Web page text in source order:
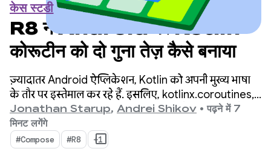
केस स्टडी
R8 ने Android पर Kotlin
कोरूटीन को दो गुना तेज़ कैसे बनाया
ज़्यादातर Android ऐप्लिकेशन, Kotlin को अपनी मुख्य भाषा
के तौर पर इस्तेमाल कर रहे हैं. इसलिए, kotlinx.coroutines,
एसिंक्रोनस प्रोग्रामिंग के लिए एक डिफ़ॉल्ट स्टैंडर्ड बन गया है. यह
लाइब्रेरी, एक साथ कई फ़्लो को मैनेज करने का एक बेहतरीन
और व्यवस्थित तरीका उपलब्ध कराती है. यह Kotlin के लिए
नेटिव है.
Jonathan Starup, Andrei Shikov • पढ़ने में 7
मिनट लगेंगे
#Compose #R8 +1